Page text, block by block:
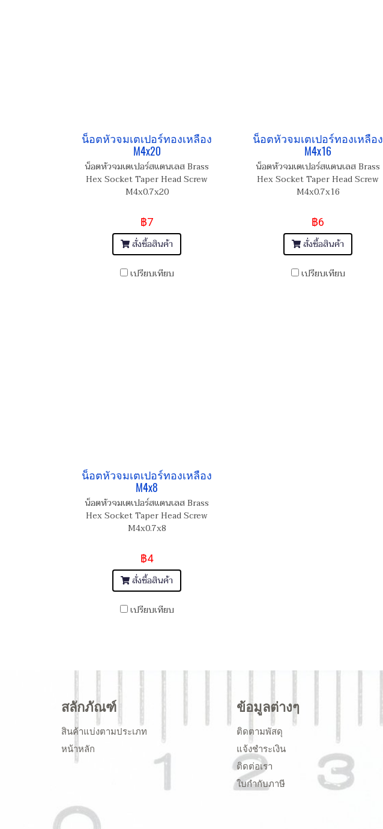
น็อตหัวจมเตเปอร์ทองเหลือง
M4x20
น็อตหัวจมเตเปอร์สแตนเลส Brass
Hex Socket Taper Head Screw
M4x0.7x20
฿7
สั่งซื้อสินค้า
เปรียบเทียบ
น็อตหัวจมเตเปอร์ทองเหลือง
M4x16
น็อตหัวจมเตเปอร์สแตนเลส Brass
Hex Socket Taper Head Screw
M4x0.7x16
฿6
สั่งซื้อสินค้า
เปรียบเทียบ
น็อตหัวจมเตเปอร์ทองเหลือง
M4x8
น็อตหัวจมเตเปอร์สแตนเลส Brass
Hex Socket Taper Head Screw
M4x0.7x8
฿4
สั่งซื้อสินค้า
เปรียบเทียบ
สลักภัณฑ์
สินค้าแบ่งตามประเภท
หน้าหลัก
ข้อมูลต่างๆ
ติดตามพัสดุ
แจ้งชำระเงิน
ติดต่อเรา
ใบกำกับภาษี